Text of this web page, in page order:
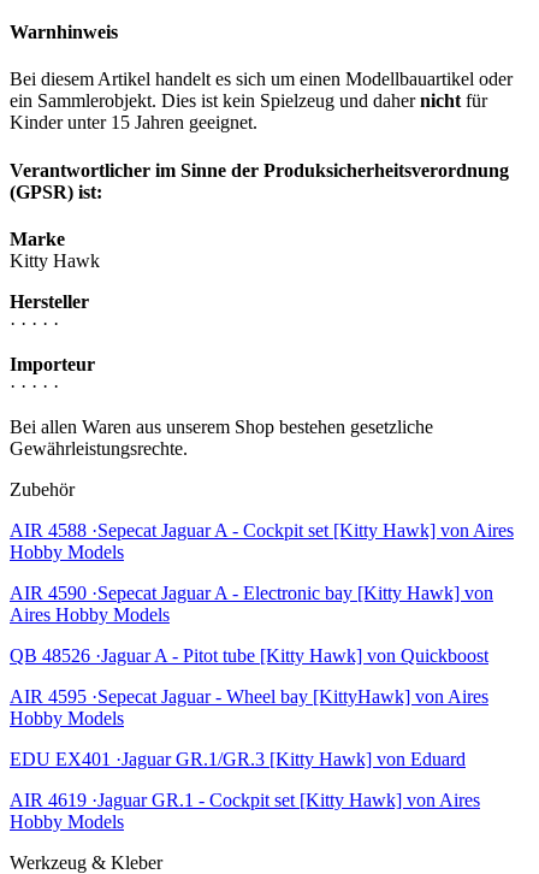
Warnhinweis
Bei diesem Artikel handelt es sich um einen Modellbauartikel oder
ein Sammlerobjekt. Dies ist kein Spielzeug und dahernicht für
Kinder unter 15 Jahren geeignet.
Verantwortlicher im Sinne der Produksicherheitsverordnung
(GPSR) ist:
Marke
Kitty Hawk
Hersteller
· · · · ·
Importeur
· · · · ·
Bei allen Waren aus unserem Shop bestehen gesetzliche
Gewährleistungsrechte.
Zubehör
AIR 4588 ·Sepecat Jaguar A - Cockpit set [Kitty Hawk] von Aires
Hobby Models
AIR 4590 ·Sepecat Jaguar A - Electronic bay [Kitty Hawk] von
Aires Hobby Models
QB 48526 ·Jaguar A - Pitot tube [Kitty Hawk] von Quickboost
AIR 4595 ·Sepecat Jaguar - Wheel bay [KittyHawk] von Aires
Hobby Models
EDU EX401 ·Jaguar GR.1/GR.3 [Kitty Hawk] von Eduard
AIR 4619 ·Jaguar GR.1 - Cockpit set [Kitty Hawk] von Aires
Hobby Models
Werkzeug & Kleber